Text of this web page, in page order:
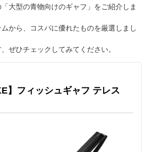
大型の青物向けのギャフ」をご紹介しま
から、コスパに優れたものを厳選しまし
ぜひチェックしてみてください。
】フィッシュギャフ テレス